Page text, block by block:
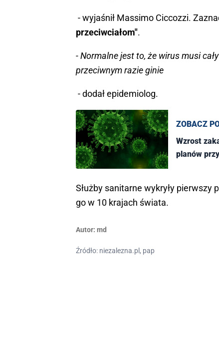
- wyjaśnił Massimo Ciccozzi.
przeciwciałom".
- Normalne jest to, że wirus musi
przeciwnym razie ginie
- dodał epidemiolog.
ZOBACZ
Wzrost
planów
Służby sanitarne wykryły
go w 10 krajach świata.
Autor: md
Źródło: niezalezna.pl, pap